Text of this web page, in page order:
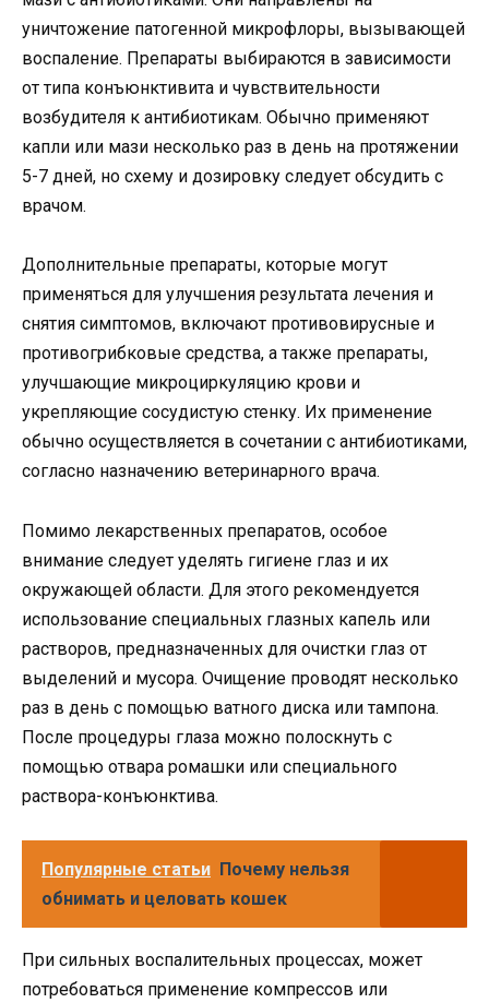
уничтожение патогенной микрофлоры, вызывающей
воспаление. Препараты выбираются в зависимости
от типа конъюнктивита и чувствительности
возбудителя к антибиотикам. Обычно применяют
капли или мази несколько раз в день на протяжении
5-7 дней, но схему и дозировку следует обсудить с
врачом.
Дополнительные препараты, которые могут
применяться для улучшения результата лечения и
снятия симптомов, включают противовирусные и
противогрибковые средства, а также препараты,
улучшающие микроциркуляцию крови и
укрепляющие сосудистую стенку. Их применение
обычно осуществляется в сочетании с антибиотиками,
согласно назначению ветеринарного врача.
Помимо лекарственных препаратов, особое
внимание следует уделять гигиене глаз и их
окружающей области. Для этого рекомендуется
использование специальных глазных капель или
растворов, предназначенных для очистки глаз от
выделений и мусора. Очищение проводят несколько
раз в день с помощью ватного диска или тампона.
После процедуры глаза можно полоскнуть с
помощью отвара ромашки или специального
раствора-конъюнктива.
Популярные статьи Почему нельзя
обнимать и целовать кошек
При сильных воспалительных процессах, может
потребоваться применение компрессов или